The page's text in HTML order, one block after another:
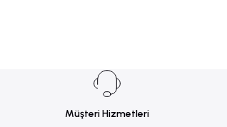
Müşteri Hizmetleri